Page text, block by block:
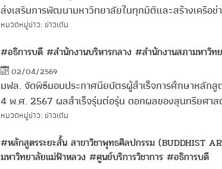
ส่งเสริมการพัฒนามหาวิทยาลัยในทุกมิติและสร้างเครือข่
หมวดหมู่ข่าว: ข่าวเด่น
#อธิการบดี #สำนักงานบริหารกลาง #สำนักงานสภามหาวิท
02/04/2569
มฟล. จัดพิธีมอบประกาศนียบัตรผู้สำเร็จการศึกษาหลัก
4 พ.ศ. 2567 ผลสำเร็จรุ่นต่อรุ่น ดอกผลของสุนทรียศา
หมวดหมู่ข่าว: ข่าวเด่น
#หลักสูตรระยะสั้น สาขาวิชาพุทธศิลปกรรม (BUDDHIST
มหาวิทยาลัยแม่ฟ้าหลวง #ศูนย์บริการวิชาการ #อธิการบดี